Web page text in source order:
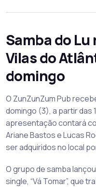
Samba do Lu
Vilas do
domingo
O ZunZunZum Pub
domingo (3), a partir das
apresentação contará
Ariane Bastos e Lucas
ser adquiridos no local
O grupo de samba
single, “Vá Tomar”, que